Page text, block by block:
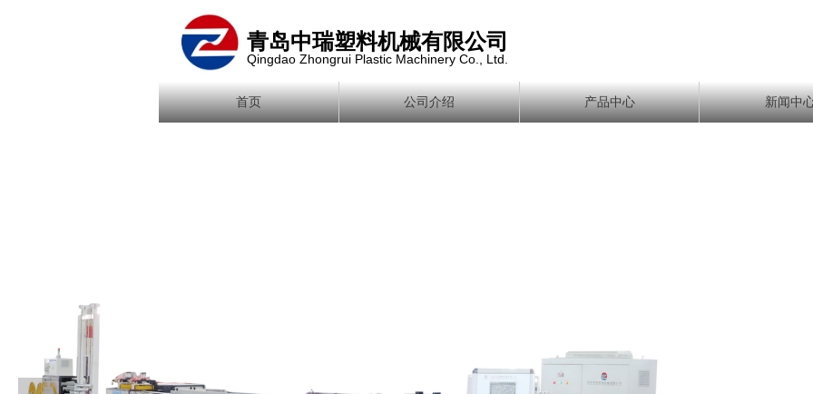
首页 公司介绍 产品中心 新闻中
青岛中瑞塑料机械有限公司
Qingdao Zhongrui Plastic Machinery Co., Ltd.